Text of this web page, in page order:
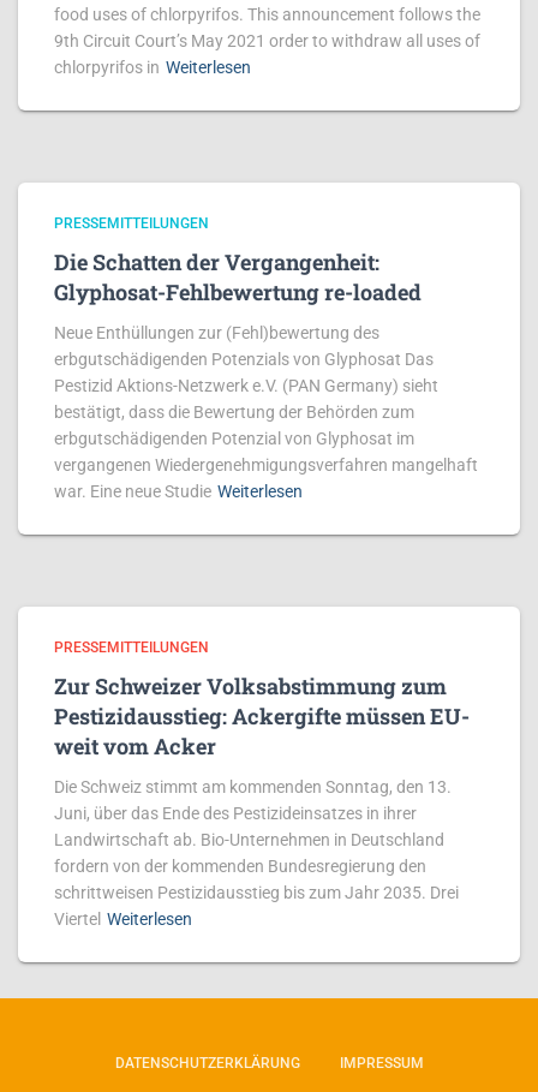
food uses of chlorpyrifos. This announcement follows the
9th Circuit Court’s May 2021 order to withdraw all uses of
chlorpyrifos in Weiterlesen
PRESSEMITTEILUNGEN
Die Schatten der Vergangenheit:
Glyphosat-Fehlbewertung re-loaded
Neue Enthüllungen zur (Fehl)bewertung des
erbgutschädigenden Potenzials von Glyphosat Das
Pestizid Aktions-Netzwerk e.V. (PAN Germany) sieht
bestätigt, dass die Bewertung der Behörden zum
erbgutschädigenden Potenzial von Glyphosat im
vergangenen Wiedergenehmigungsverfahren mangelhaft
war. Eine neue Studie Weiterlesen
PRESSEMITTEILUNGEN
Zur Schweizer Volksabstimmung zum
Pestizidausstieg: Ackergifte müssen EU-
weit vom Acker
Die Schweiz stimmt am kommenden Sonntag, den 13.
Juni, über das Ende des Pestizideinsatzes in ihrer
Landwirtschaft ab. Bio-Unternehmen in Deutschland
fordern von der kommenden Bundesregierung den
schrittweisen Pestizidausstieg bis zum Jahr 2035. Drei
Viertel Weiterlesen
DATENSCHUTZERKLÄRUNG IMPRESSUM